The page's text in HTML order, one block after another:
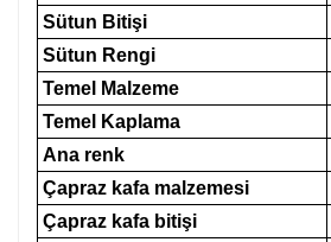
Sütun Bitişi
Sütun Rengi
Temel Malzeme
Temel Kaplama
Ana renk
Çapraz kafa malzemesi
Çapraz kafa bitişi